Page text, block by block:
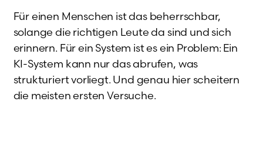
Für einen Menschen ist das beherrschbar,
solange die richtigen Leute da sind und sich
erinnern. Für ein System ist es ein Problem: Ein
KI-System kann nur das abrufen, was
strukturiert vorliegt. Und genau hier scheitern
die meisten ersten Versuche.